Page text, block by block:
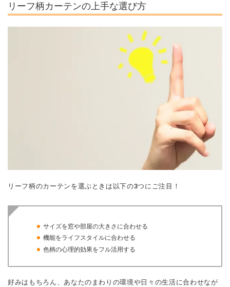
リーフ柄カーテンの上手な選び方
リーフ柄のカーテンを選ぶときは以下の3つにご注目！
サイズを窓や部屋の大きさに合わせる
機能をライフスタイルに合わせる
色柄の心理的効果をフル活用する
好みはもちろん、あなたのまわりの環境や日々の生活に合わせなが